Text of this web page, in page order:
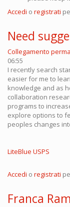
Accedi o registrati
Need
Collegamento
06:55
I recently search
easier for me to
knowledge and as
collaboration
programs to
explore options to
peoples changes
LiteBlue USPS
Accedi o registrati
Franca